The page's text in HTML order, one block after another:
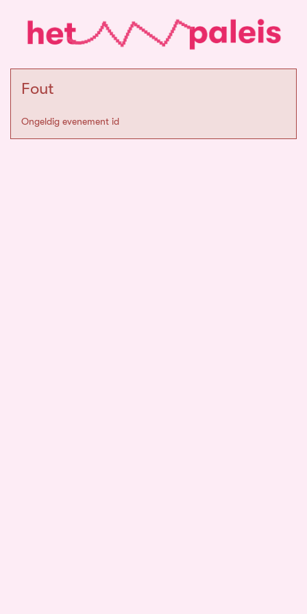
Fout
Ongeldig evenement id